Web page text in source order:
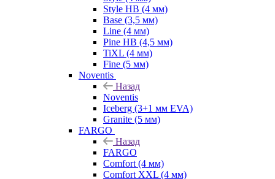
Style HB (4 мм)
Base (3,5 мм)
Line (4 мм)
Pine HB (4,5 мм)
TiXL (4 мм)
Fine (5 мм)
Noventis
Назад
Noventis
Iceberg (3+1 мм EVA)
Granite (5 мм)
FARGO
Назад
FARGO
Comfort (4 мм)
Comfort XXL (4 мм)